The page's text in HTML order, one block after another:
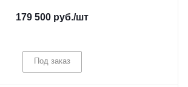
179 500 руб./шт
Под заказ